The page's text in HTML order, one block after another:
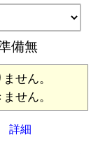
備無
せん。
せん。
詳細